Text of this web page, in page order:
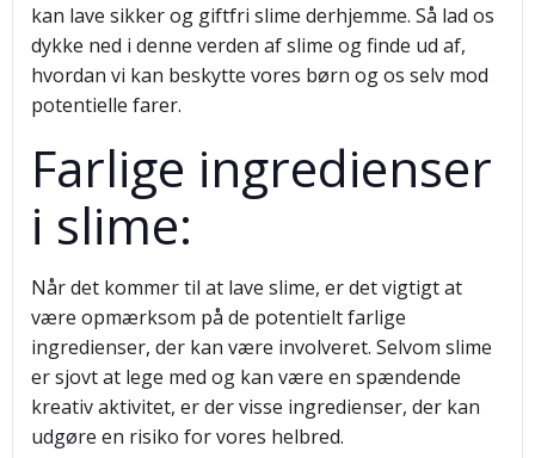
kan lave sikker og giftfri slime derhjemme. Så lad os
dykke ned i denne verden af slime og finde ud af,
hvordan vi kan beskytte vores børn og os selv mod
potentielle farer.
Farlige ingredienser
i slime:
Når det kommer til at lave slime, er det vigtigt at
være opmærksom på de potentielt farlige
ingredienser, der kan være involveret. Selvom slime
er sjovt at lege med og kan være en spændende
kreativ aktivitet, er der visse ingredienser, der kan
udgøre en risiko for vores helbred.